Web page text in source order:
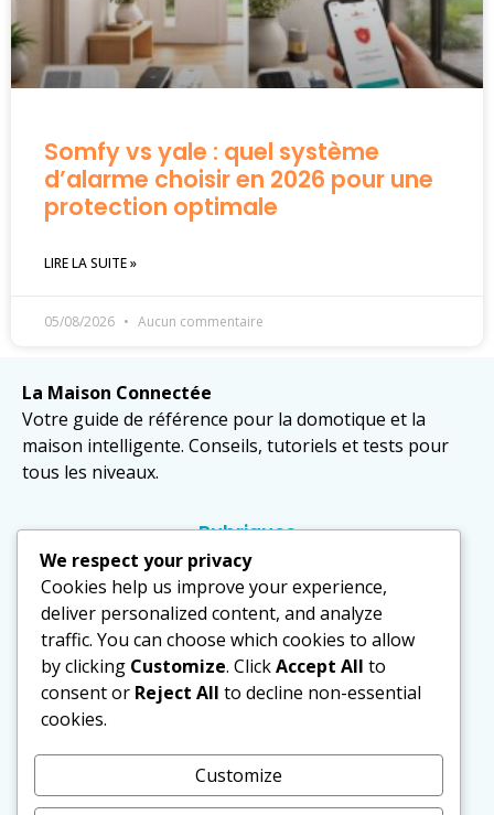
Somfy vs yale : quel système
d’alarme choisir en 2026 pour une
protection optimale
LIRE LA SUITE »
05/08/2026 Aucun commentaire
La Maison Connectée
Votre guide de référence pour la domotique et la
maison intelligente. Conseils, tutoriels et tests pour
tous les niveaux.
Rubriques
Domotique
Équipements
Sécurité
Actualités
Mentions légales
Politique de confidentialité
We respect your privacy
Cookies help us improve your experience,
deliver personalized content, and analyze
traffic. You can choose which cookies to allow
by clicking Customize. ClickAccept All to
consent or Reject All to decline non-essential
cookies.
Customize